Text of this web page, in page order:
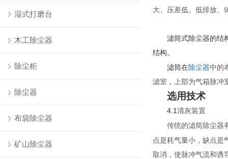
湿式打磨台
木工除尘器
除尘柜
除尘器
布袋除尘器
矿山除尘器
大、压差低、低排放、
滤筒式除尘器的结
结构。
滤筒在除尘器中的
滤室，上部为气箱脉冲
选用技术
4.1 清灰装置
传统的滤筒除尘器
点是耗气量小，缺点是
取消，使脉冲气流和诱